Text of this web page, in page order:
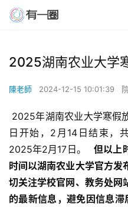
2025湖南农业大学
陳老師 2024-12-15 10:01:39
日开始，2月14日结束，
2025年2月17日。
但以
时间以湖南农业大学官方发
切关注学校官网、教务处网
的最新信息，避免因信息滞